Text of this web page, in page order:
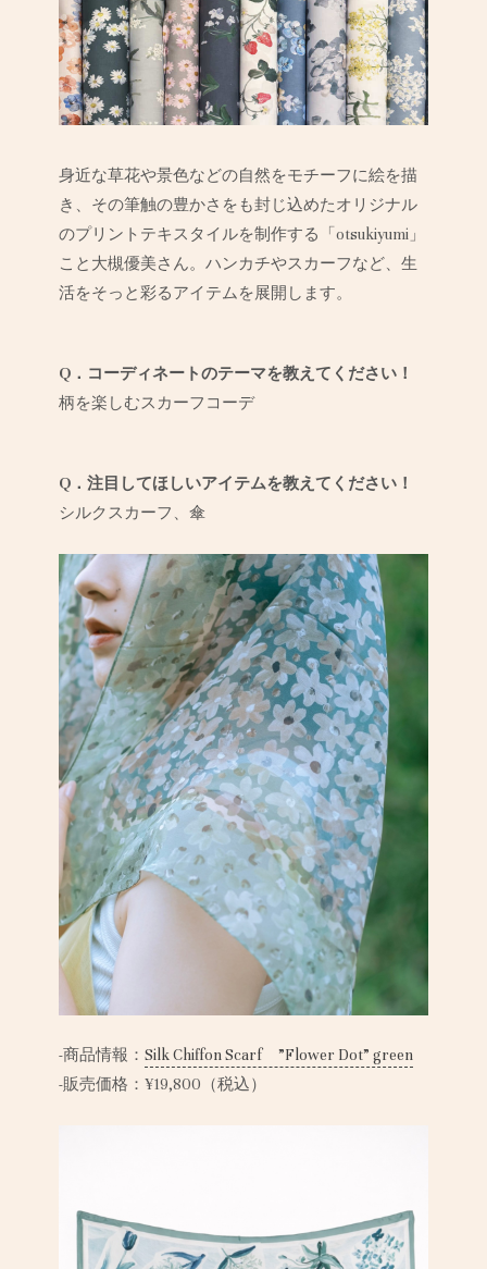
身近な草花や景色などの自然をモチーフに絵を描
き、その筆触の豊かさをも封じ込めたオリジナル
のプリントテキスタイルを制作する「otsukiyumi」
こと大槻優美さん。ハンカチやスカーフなど、生
活をそっと彩るアイテムを展開します。
Q．コーディネートのテーマを教えてください！
柄を楽しむスカーフコーデ
Q．注目してほしいアイテムを教えてください！
シルクスカーフ、傘
-商品情報：Silk Chiffon Scarf ”Flower Dot” green
-販売価格：¥19,800（税込）